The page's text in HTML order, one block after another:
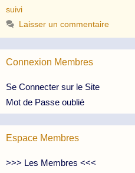
suivi
Laisser un commentaire
Connexion Membres
Se Connecter sur le Site
Mot de Passe oublié
Espace Membres
>>> Les Membres <<<